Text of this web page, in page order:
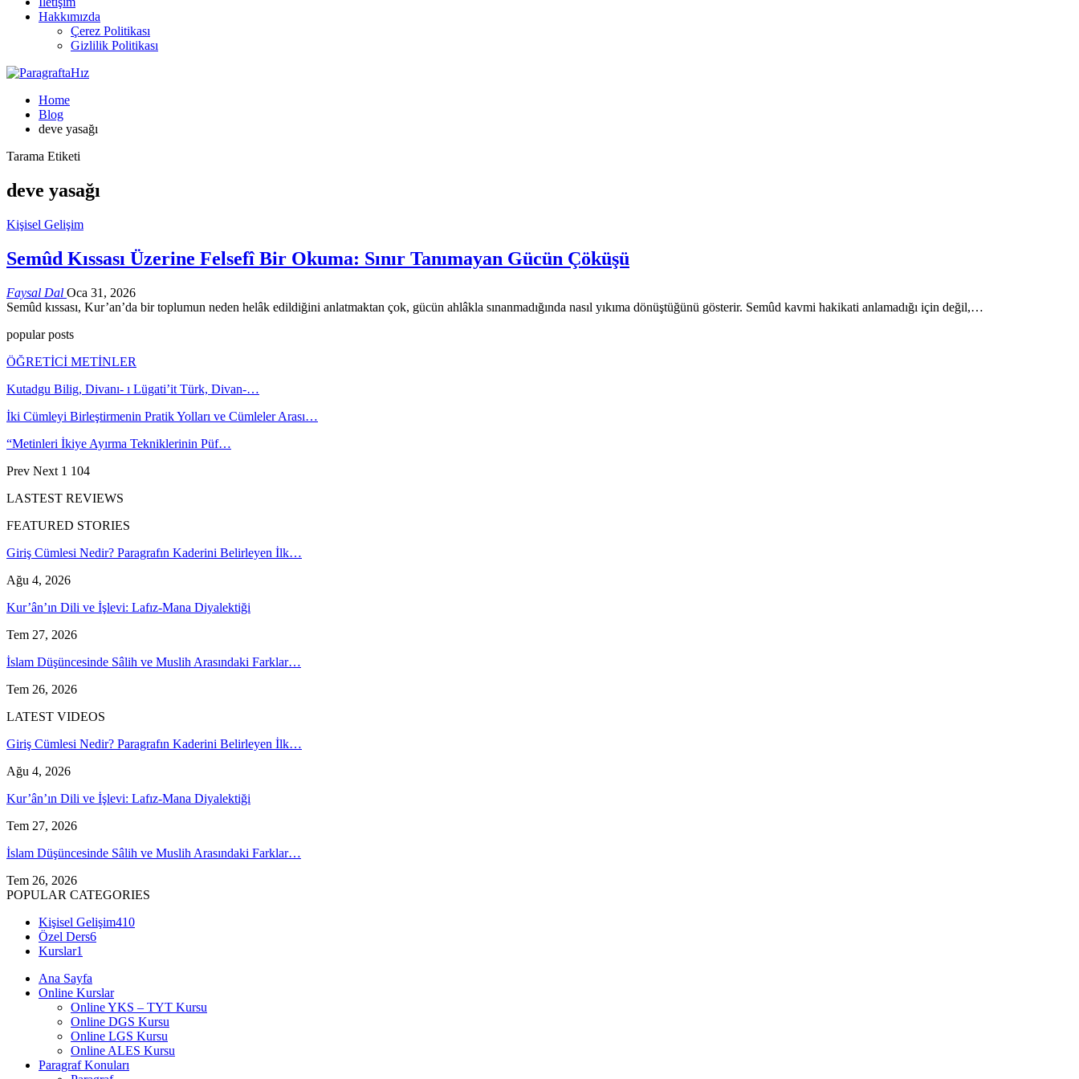
Hakkımızda
Çerez Politikası
Gizlilik Politikası
Home
Blog
deve yasağı
Tarama Etiketi
deve yasağı
Kişisel Gelişim
Semûd Kıssası Üzerine Felsefî Bir Okuma: Sınır Tanımayan Gücün Çöküşü
Faysal Dal Oca 31, 2026
Semûd kıssası, Kur’an’da bir toplumun neden helâk edildiğini anlatmaktan çok, gücün ahlâkla sınanmadığında nasıl yıkıma dönüştüğünü gösterir. Semûd kavmi hakikati anlamadığı için değil,…
popular posts
ÖĞRETİCİ METİNLER
Kutadgu Bilig, Divanı- ı Lügati’it Türk, Divan-…
İki Cümleyi Birleştirmenin Pratik Yolları ve Cümleler Arası…
“Metinleri İkiye Ayırma Tekniklerinin Püf…
Prev Next 1 104
LASTEST REVIEWS
FEATURED STORIES
Giriş Cümlesi Nedir? Paragrafın Kaderini Belirleyen İlk…
Ağu 4, 2026
Kur’ân’ın Dili ve İşlevi: Lafız-Mana Diyalektiği
Tem 27, 2026
İslam Düşüncesinde Sâlih ve Muslih Arasındaki Farklar…
Tem 26, 2026
LATEST VIDEOS
Giriş Cümlesi Nedir? Paragrafın Kaderini Belirleyen İlk…
Ağu 4, 2026
Kur’ân’ın Dili ve İşlevi: Lafız-Mana Diyalektiği
Tem 27, 2026
İslam Düşüncesinde Sâlih ve Muslih Arasındaki Farklar…
Tem 26, 2026
POPULAR CATEGORIES
Kişisel Gelişim410
Özel Ders6
Kurslar1
Ana Sayfa
Online Kurslar
Online YKS – TYT Kursu
Online DGS Kursu
Online LGS Kursu
Online ALES Kursu
Paragraf Konuları